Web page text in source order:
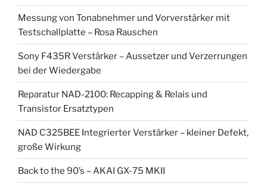
Messung von Tonabnehmer und Vorverstärker mit
Testschallplatte – Rosa Rauschen
Sony F435R Verstärker – Aussetzer und Verzerrungen
bei der Wiedergabe
Reparatur NAD-2100: Recapping & Relais und
Transistor Ersatztypen
NAD C325BEE Integrierter Verstärker – kleiner Defekt,
große Wirkung
Back to the 90’s – AKAI GX-75 MKII